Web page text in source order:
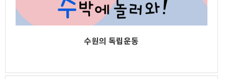
수원의 독립운동